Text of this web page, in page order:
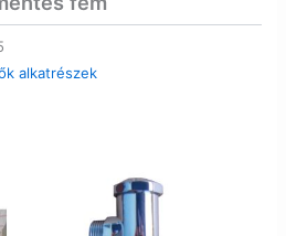
alkatrészek